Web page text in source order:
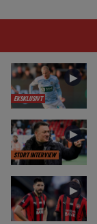
EKSKLUSIVT
►
STORT INTERVIEW
►
►